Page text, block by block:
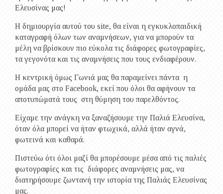
Ελευσίνας μας!
Η δημιουργία αυτού του site, θα είναι η εγκυκλοπαιδική
καταγραφή όλων των αναμνήσεων, για να μπορούν τα
μέλη να βρίσκουν πιο εύκολα τις διάφορες φωτογραφίες,
τα γεγονότα και τις αναμνήσεις που τους ενδιαφέρουν.
Η κεντρική όμως Γωνιά μας θα παραμείνει πάντα η
ομάδα μας στο Facebook, εκεί που όλοι θα αφήνουν τα
αποτυπώματά τους στη θύμηση του παρελθόντος.
Είχαμε την ανάγκη να ξαναζήσουμε την Παλιά Ελευσίνα,
όταν όλα μπορεί να ήταν φτωχικά, αλλά ήταν αγνά,
φωτεινά και καθαρά.
Πιστεύω ότι όλοι μαζί θα μπορέσουμε μέσα από τις παλιές
φωτογραφίες και τις διάφορες αναμνήσεις μας, να
διατηρήσουμε ζωντανή την ιστορία της Παλιάς Ελευσίνας
μας.